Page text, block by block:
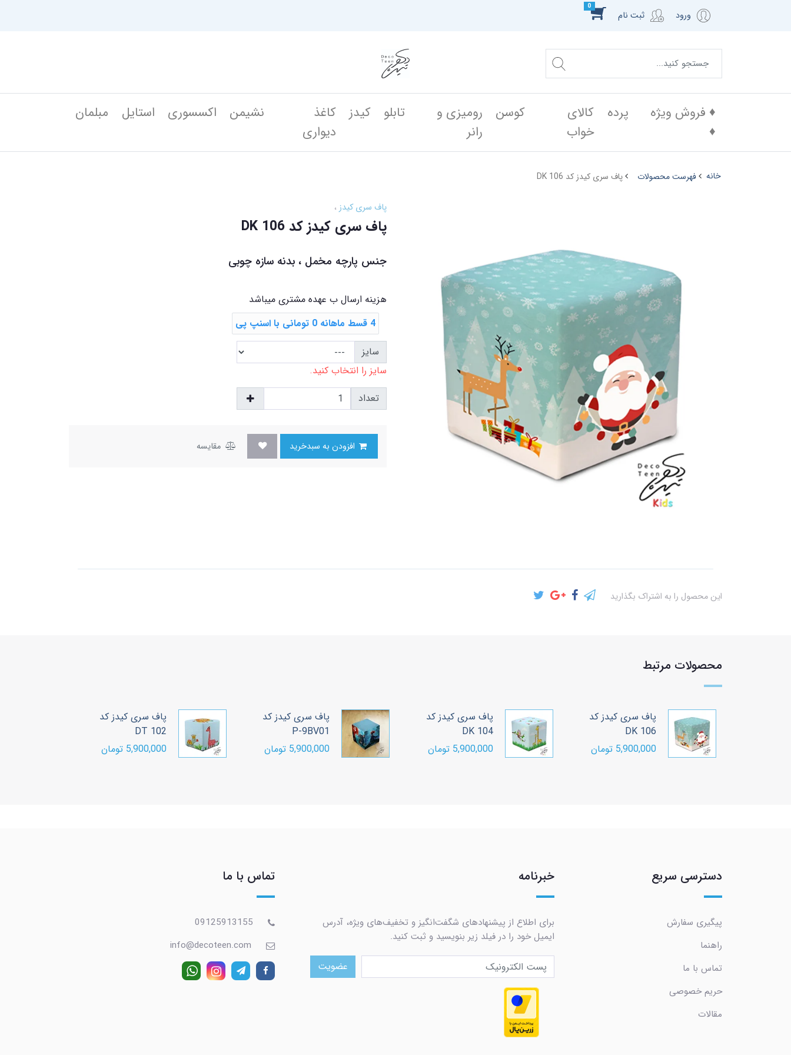
ورود ثبت نام
0
♦️ فروش ویژه
♦️
پرده
کالای
خواب
کوسن
رومیزی و
رانر
تابلو کیدز
کاغذ
دیواری
نشیمن اکسسوری استایل مبلمان
خانه فهرست محصولات پاف سری کیدز کد DK 106
پاف سری کیدز
پاف سری کیدز کد DK 106
جنس پارچه مخمل ، بدنه سازه چوبی
هزینه ارسال ب عهده مشتری میباشد
4 قسط ماهانه 0 تومانی با اسنپ ‌پی
سایز
سایز را انتخاب کنید.
تعداد
مقایسه
این محصول را به اشتراک بگذارید
محصولات مرتبط
پاف سری کیدز کد
DK 106
5,900,000 تومان
پاف سری کیدز کد
DK 104
5,900,000 تومان
پاف سری کیدز کد
P-9BV01
5,900,000 تومان
پاف سری کیدز کد
DT 102
5,900,000 تومان
دسترسی سریع
پیگیری سفارش
راهنما
تماس با ما
حریم خصوصی
مقالات
خبرنامه
برای اطلاع از پیشنهادهای شگفت‌انگیز و تخفیف‌های ویژه، آدرس
ایمیل خود را در فیلد زیر بنویسید و ثبت کنید.
عضویت
تماس با ما